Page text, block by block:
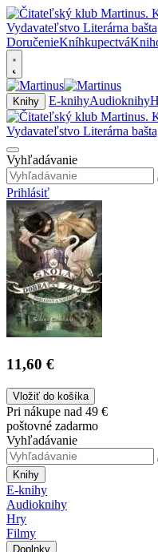
DoručenieKníhkupectvá
Knihy E-knihyAudioknihy
Vyhľadávanie
Prihlásiť
11,60 €
Vložiť do košíka
Pri nákupe nad 49 €
poštovné zadarmo
Vyhľadávanie
Knihy
E-knihy
Audioknihy
Hry
Filmy
Doplnky